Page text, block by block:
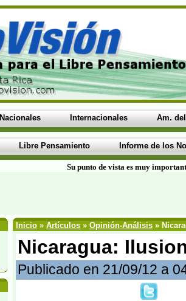
Nacionales Internacionales Am.
Libre Pensamiento Informe de los
Su punto de vista es muy
Inicio » Artículos » Opinión-Análisis »
Nicaragua:
Publicado en 21/09/12 a